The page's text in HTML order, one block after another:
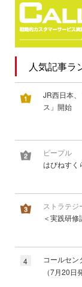
人気記事ラ
JR西日本
ス」開始
ピープル
はぴねす
ストラテジ
＜実践研
4
コールセ
（7月20日